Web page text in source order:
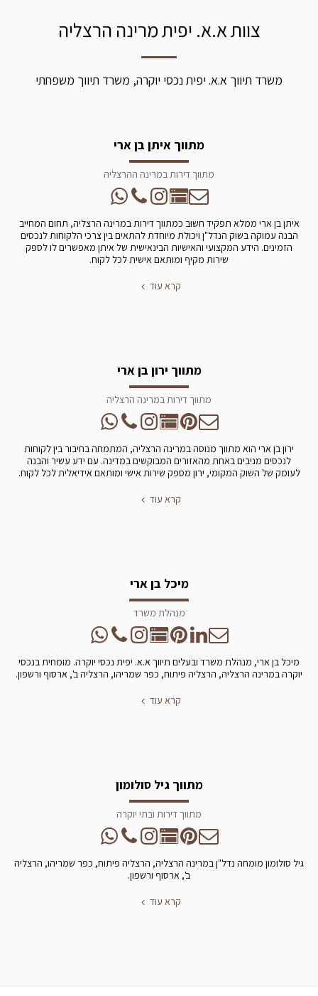
צוות א.א. יפית מרינה הרצליה
משרד תיווך א.א. יפית נכסי יוקרה, משרד תיווך משפחתי
מתווך איתן בן ארי
מתווך דירות במרינה ההרצליה
איתן בן ארי ממלא תפקיד חשוב כמתווך דירות במרינה הרצליה, תחום המחייב
הבנה עמוקה בשוק הנדל"ן ויכולת מיוחדת להתאים בין צרכי הלקוחות לנכסים
הזמינים. הידע המקצועי והאישיות הבינאישית של איתן מאפשרים לו לספק
שירות מקיף ומותאם אישית לכל לקוח.
קרא עוד
מתווך ירון בן ארי
מתווך דירות במרינה הרצליה
ירון בן ארי הוא מתווך מנוסה במרינה הרצליה, המתמחה בחיבור בין לקוחות
לנכסים מניבים באחת מהאזורים המבוקשים במדינה. עם ידע עשיר והבנה
לעומק של השוק המקומי, ירון מספק שירות אישי ומותאם אידיאלית לכל לקוח.
קרא עוד
מיכל בן ארי
מנהלת משרד
מיכל בן ארי, מנהלת משרד ובעלים תיווך א.א. יפית נכסי יוקרה. מומחית בנכסי
יוקרה במרינה הרצליה, הרצליה פיתוח, כפר שמריהו, הרצליה ב', ארסוף ורשפון.
קרא עוד
מתווך גיל סולומון
מתווך דירות ובתי יוקרה
גיל סולומון מומחה נדל"ן במרינה הרצליה, הרצליה פיתוח, כפר שמריהו, הרצליה
ב', ארסוף ורשפון.
קרא עוד